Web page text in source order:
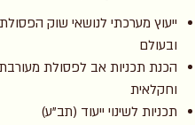
ייעוץ מערכתי לנושאי שוק
ובעולם
הכנת תכניות אב לפסולת
וחקלאית
תכניות לשינוי ייעוד (תב"ע)